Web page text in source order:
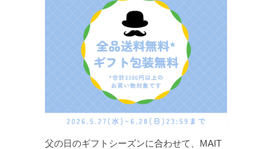
父の日のギフトシーズンに合わせて、MAIT